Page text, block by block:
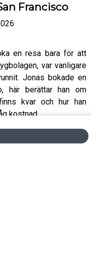
Francisco
en resa bara för att
var vanligare
Jonas bokade en
här berättar han om
kvar och hur han
kostnad.